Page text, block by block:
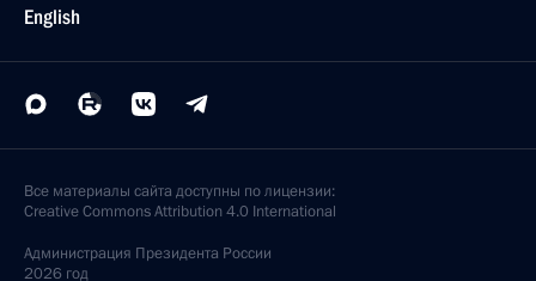
English
Все материалы сайта доступны по лицензии:
Creative Commons Attribution 4.0 International
Администрация Президента России
2026 год